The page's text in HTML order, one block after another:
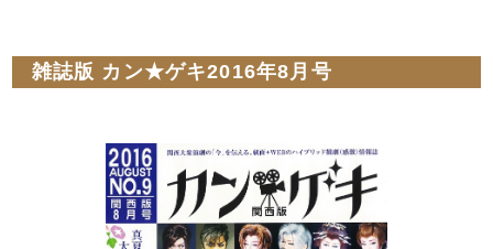
雑誌版 カン★ゲキ2016年8月号